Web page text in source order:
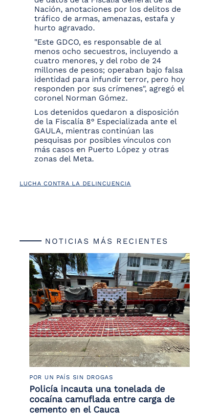
Nación, anotaciones por los delitos de
tráfico de armas, amenazas, estafa y
hurto agravado.
"Este GDCO, es responsable de al
menos ocho secuestros, incluyendo a
cuatro menores, y del robo de 24
millones de pesos; operaban bajo falsa
identidad para infundir terror, pero hoy
responden por sus crímenes", agregó el
coronel Norman Gómez.
Los detenidos quedaron a disposición
de la Fiscalía 8° Especializada ante el
GAULA, mientras continúan las
pesquisas por posibles vínculos con
más casos en Puerto López y otras
zonas del Meta.
LUCHA CONTRA LA DELINCUENCIA
NOTICIAS MÁS RECIENTES
POR UN PAÍS SIN DROGAS
Policía incauta una tonelada de
cocaína camuflada entre carga de
cemento en el Cauca